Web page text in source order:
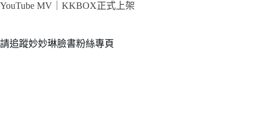
YouTube MV｜ KKBOX正式上架
請追蹤妙妙琳臉書粉絲專頁